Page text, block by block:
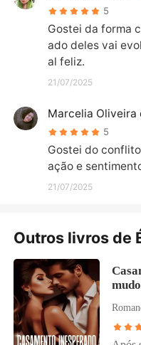
5
Gostei da forma
ado deles vai
al feliz.
21/07/2025
Marcelia Oliveira
5
Gostei do
ação e
21/07/2025
Outros livros de